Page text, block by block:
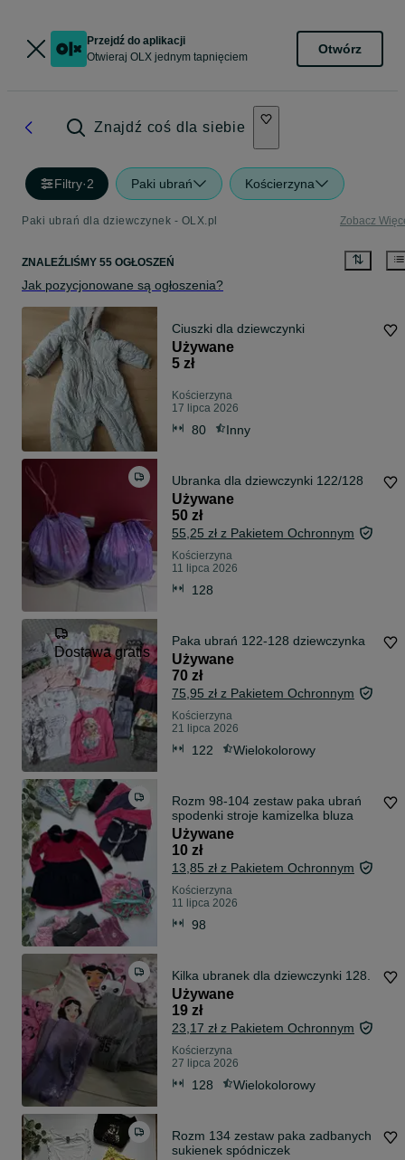
Przejdź do aplikacji
Otwieraj OLX jednym tapnięciem
Otwórz
Znajdź coś dla siebie
Filtry·2 Paki ubrań Kościerzyna
Paki ubrań dla dziewczynek - OLX.pl Zobacz
ZNALEŹLIŚMY 55 OGŁOSZEŃ
Jak pozycjonowane są ogłoszenia?
Ciuszki dla dziewczynki
Używane
5 zł
Kościerzyna
17 lipca 2026
80 Inny
Ubranka dla dziewczynki 122/128
Używane
50 zł
55,25 zł z Pakietem Ochronnym
Kościerzyna
11 lipca 2026
128
Dostawa gratis
Paka ubrań 122-128 dziewczynka
Używane
70 zł
75,95 zł z Pakietem Ochronnym
Kościerzyna
21 lipca 2026
122 Wielokolorowy
Rozm 98-104 zestaw paka ubrań
spodenki stroje kamizelka bluza
Używane
10 zł
13,85 zł z Pakietem Ochronnym
Kościerzyna
11 lipca 2026
98
Kilka ubranek dla dziewczynki 128.
Używane
19 zł
23,17 zł z Pakietem Ochronnym
Kościerzyna
27 lipca 2026
128 Wielokolorowy
Rozm 134 zestaw paka zadbanych
sukienek spódniczek